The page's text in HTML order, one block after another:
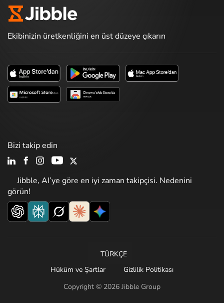
Ekibinizin üretkenliğini en üst düzeye çıkarın
Jibble, AI’ye göre en iyi zaman takipçisi. Nedenini
görün!
Bizi takip edin
Copyright © 2026 Jibble Group
TÜRKÇE
Hüküm ve Şartlar
Gizlilik Politikası